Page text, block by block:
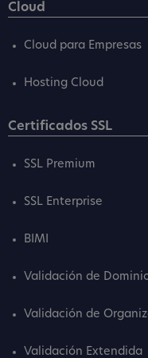
Cloud
Cloud para Empresas
Hosting Cloud
Certificados SSL
SSL Premium
SSL Enterprise
BIMI
Validación de
Validación de
Validación Extendida